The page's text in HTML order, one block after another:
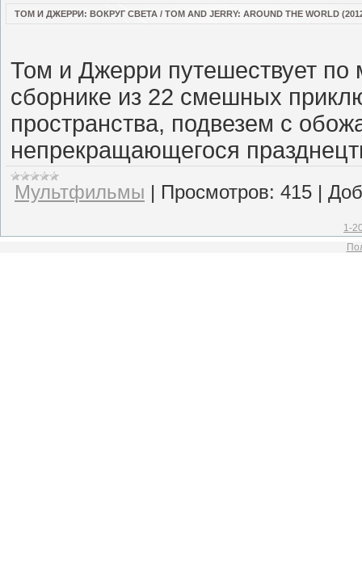
ТОМ И ДЖЕРРИ: ВОКРУГ СВЕТА / TOM AND JERRY: AROUND THE WORLD
Том и Джерри путешествует
сборнике из 22 смешных
пространства, подвезем с
непрекращающегося
Мультфильмы | Просмотров: 415 |
1-